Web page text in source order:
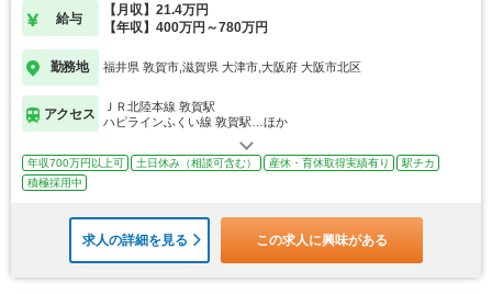
給与
【月収】21.4万円
【年収】400万円～780万円
勤務地 福井県 敦賀市,滋賀県 大津市,大阪府 大阪市北区
アクセス
ＪＲ北陸本線 敦賀駅
ハピラインふくい線 敦賀駅…ほか
年収700万円以上可 土日休み（相談可含む） 産休・育休取得実績有り
駅チカ
積極採用中
求人の詳細を見る この求人に興味がある